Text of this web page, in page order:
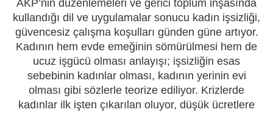
AKP’nin düzenlemeleri ve gerici toplum inşasında
kullandığı dil ve uygulamalar sonucu kadın işsizliği,
güvencesiz çalışma koşulları günden güne artıyor.
Kadının hem evde emeğinin sömürülmesi hem de
ucuz işgücü olması anlayışı; işsizliğin esas
sebebinin kadınlar olması, kadının yerinin evi
olması gibi sözlerle teorize ediliyor. Krizlerde
kadınlar ilk işten çıkarılan oluyor, düşük ücretlere